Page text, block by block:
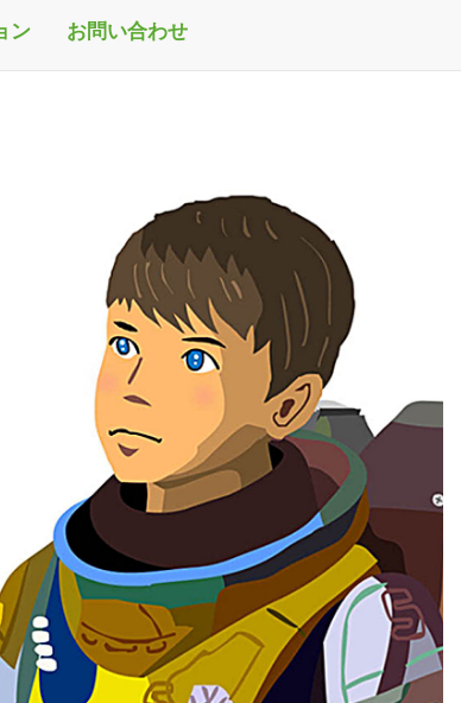
ン お問い合わせ